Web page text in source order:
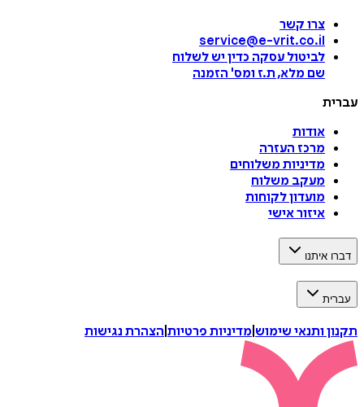
צרו קשר
service@e-vrit.co.il
לביטול עסקה כדין יש לשלוח
שם מלא, ת.ז ומס' הזמנה
עברית
אודות
מרכז העזרה
מדיניות משלוחים
מעקב משלוח
מועדון לקוחות
איזור אישי
דברו איתנו
עברית
תקנון ותנאי שימוש מדיניות פרטיות הצהרת נגישות